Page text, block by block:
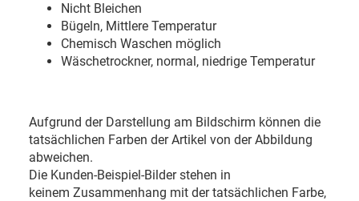
Nicht Bleichen
Bügeln, Mittlere Temperatur
Chemisch Waschen möglich
Wäschetrockner, normal, niedrige Temperatur
Aufgrund der Darstellung am Bildschirm können die
tatsächlichen Farben der Artikel von der Abbildung
abweichen.
Die Kunden-Beispiel-Bilder stehen in
keinem Zusammenhang mit der tatsächlichen Farbe,